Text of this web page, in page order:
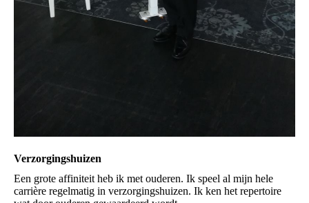
Verzorgingshuizen
Een grote affiniteit heb ik met ouderen. Ik speel al mijn hele
carrière regelmatig in verzorgingshuizen. Ik ken het repertoire